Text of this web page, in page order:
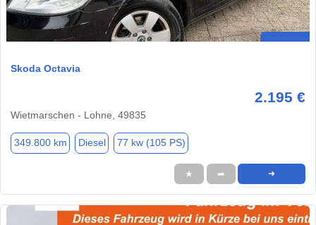
Skoda Octavia
2.195 €
Wietmarschen - Lohne, 49835
349.800 km Diesel 77 kw (105 PS)
★ ➦ ➜